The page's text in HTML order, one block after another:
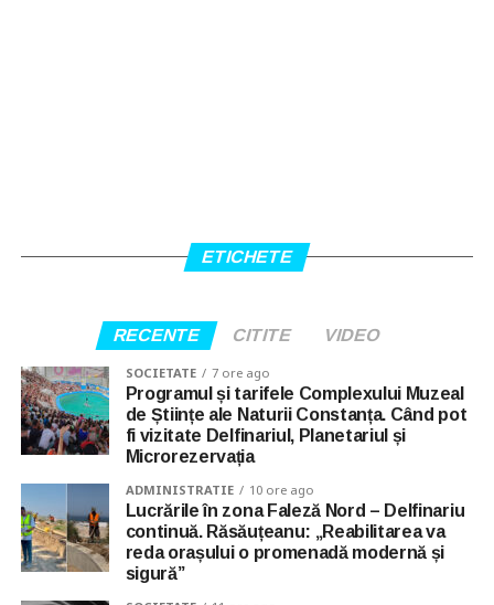
ETICHETE
RECENTE CITITE VIDEO
SOCIETATE 7 ore ago
Programul și tarifele Complexului Muzeal
de Științe ale Naturii Constanța. Când pot
fi vizitate Delfinariul, Planetariul și
Microrezervația
ADMINISTRATIE 10 ore ago
Lucrările în zona Faleză Nord – Delfinariu
continuă. Răsăuțeanu: „Reabilitarea va
reda orașului o promenadă modernă și
sigură”